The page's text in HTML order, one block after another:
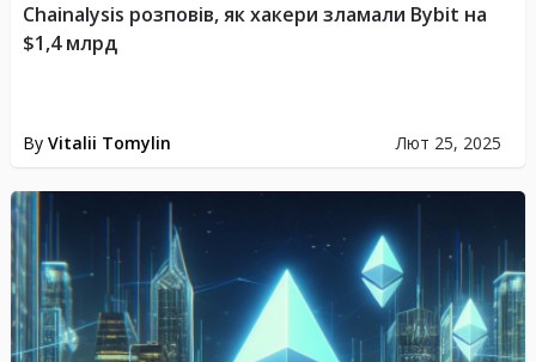
By Vitalii Tomylin Лют 25, 2025
Chainalysis розповів, як хакери зламали Bybit на
$1,4 млрд